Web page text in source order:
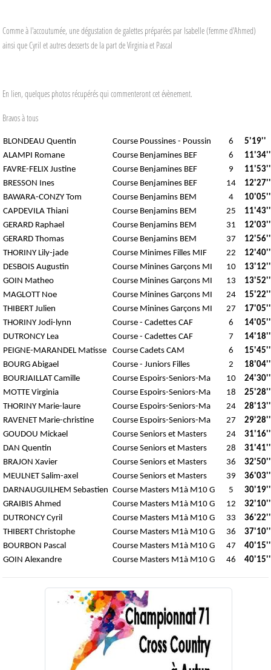
Comme à l'accoutumée, une dégustation de galettes préparées par Isabelle (femme d'Ahmed)
ainsi que Cyril et autres desserts de la part de Virginia et Pascal
En lien, quelques photos récupérés qui commenteront cet évènement.
Bravos à tous
BLONDEAU Quentin Course Poussines - Poussin 6
5'19''
ALAMPI Romane
Course Benjamines BEF 6
11'34''
FAVRE-FELIX Justine
Course Benjamines BEF 9
11'53''
BRESSON Ines
Course Benjamines BEF 14
12'27''
BAWARA-CONZY Tom
Course Benjamins BEM 4
10'05''
CAPDEVILA Thiani
Course Benjamins BEM 25
11'43''
GERARD Raphael
Course Benjamins BEM 31
12'03''
GERARD Thomas
Course Benjamins BEM 37
12'56''
THORINY Lily-jade
Course Minimes Filles MIF 22
12'40''
DESBOIS Augustin
Course Minines Garçons MI 10
13'12''
GOIN Matheo
Course Minines Garçons MI 13
13'52''
MAGLOTT Noe
Course Minines Garçons MI 24
15'22''
THIBERT Julien
Course Minines Garçons MI 27
17'05''
THORINY Jodi-lynn
Course - Cadettes CAF 6
14'05''
DUTRONCY Lea
Course - Cadettes CAF 7
14'18''
PEIGNE-MARANDEL Matisse
Course Cadets CAM 6
15'45''
BOURG Abigael
Course - Juniors Filles 2
18'04''
BOURJAILLAT Camille
Course Espoirs-Seniors-Ma 10
24'30''
MOTTE Virginia
Course Espoirs-Seniors-Ma 18
25'28''
THORINY Marie-laure
Course Espoirs-Seniors-Ma 24
28'13''
RAVENET Marie-christine
Course Espoirs-Seniors-Ma 27
29'28''
GOUDOU Mickael
Course Seniors et Masters 24
31'16''
DAN Quentin
Course Seniors et Masters 28
31'41''
BRAJON Xavier
Course Seniors et Masters 36
32'50''
MEULNET Salim-axel
Course Seniors et Masters 39
36'03''
DARNAUGUILHEM Sebastien Course Masters M1à M10 G 5
30'19''
GRAIBIS Ahmed
Course Masters M1à M10 G 12
32'10''
DUTRONCY Cyril
Course Masters M1à M10 G 33
36'22''
THIBERT Christophe
Course Masters M1à M10 G 36
37'10''
BOURBON Pascal
Course Masters M1à M10 G 47
40'15''
GOIN Alexandre
Course Masters M1à M10 G 46 40'15''